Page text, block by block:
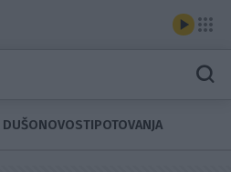
NOVOSTIPOTOVANJA